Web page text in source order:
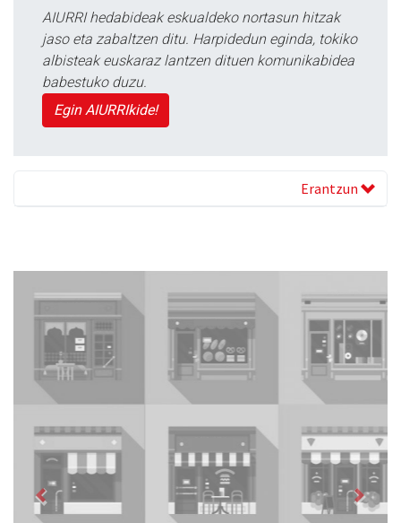
AIURRI hedabideak eskualdeko nortasun hitzak
jaso eta zabaltzen ditu. Harpidedun eginda, tokiko
albisteak euskaraz lantzen dituen komunikabidea
babestuko duzu.
Egin AIURRIkide!
Erantzun
Previous Next